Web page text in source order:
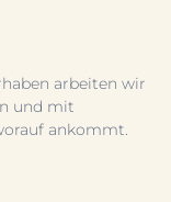
arbeiten wir
und mit
ankommt.